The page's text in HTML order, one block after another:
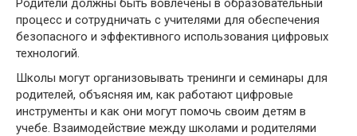
процесс и сотрудничать с учителями для обеспечения
безопасного и эффективного использования цифровых
технологий.
Школы могут организовывать тренинги и семинары для
родителей, объясняя им, как работают цифровые
инструменты и как они могут помочь своим детям в
учебе. Взаимодействие между школами и родителями